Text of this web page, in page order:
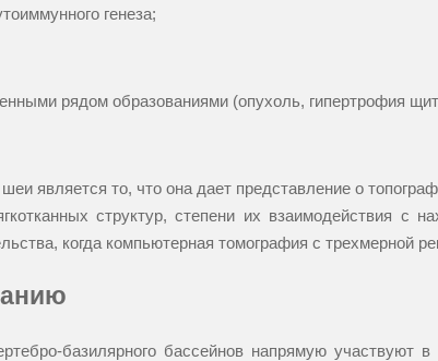
генеза;
рядом образованиями (опухоль, гипертрофия
является то, что она дает представление о
структур, степени их взаимодействия
когда компьютерная томография с трехмерной
базилярного бассейнов напрямую